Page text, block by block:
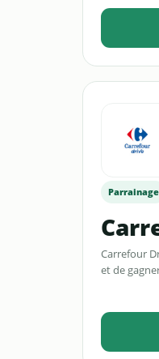
Parrainage
Carrefour
et de